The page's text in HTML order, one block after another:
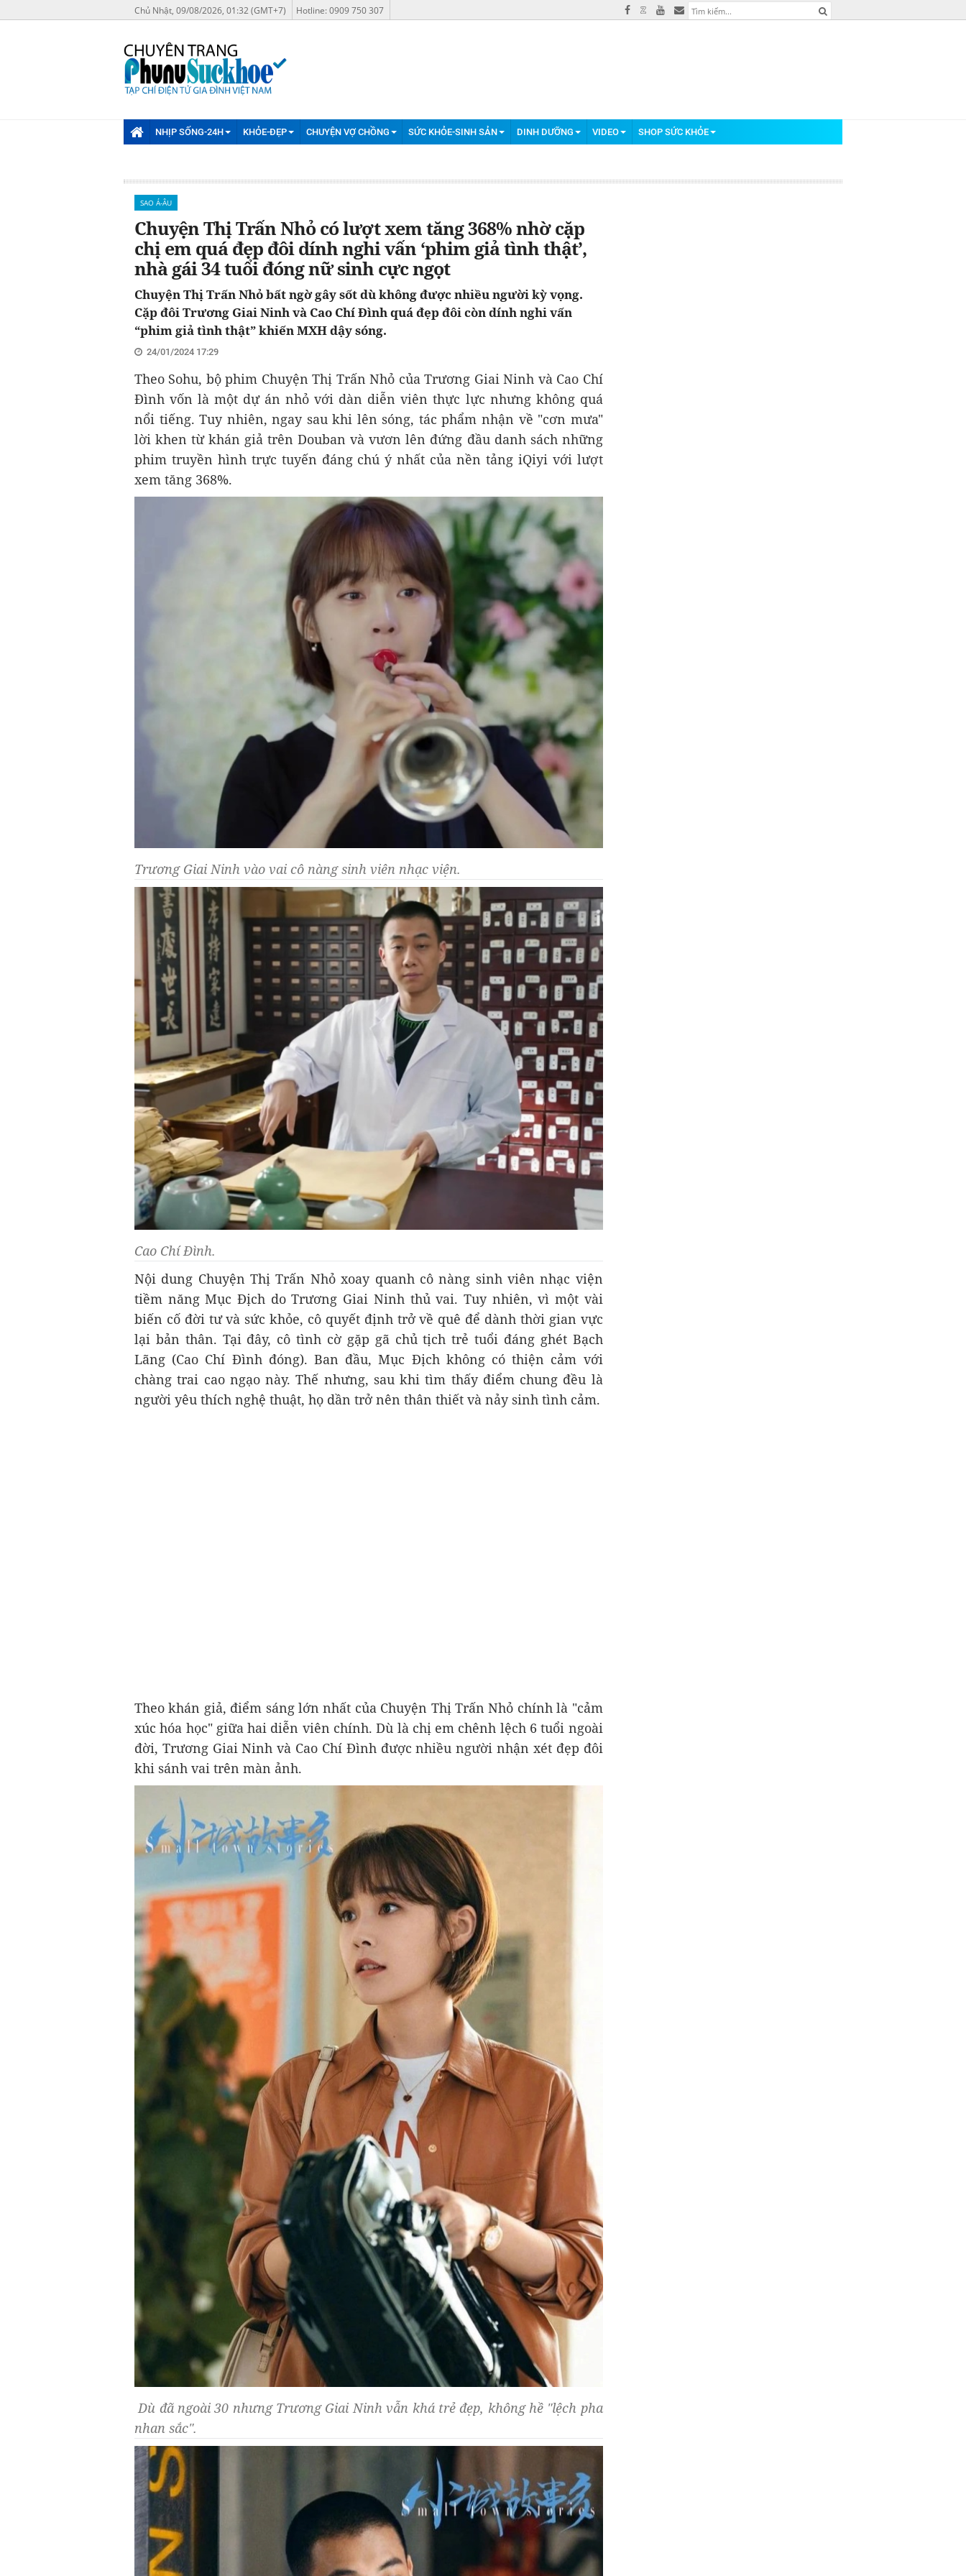
Chủ Nhật, 09/08/2026, 01:32 (GMT+7) Hotline: 0909 750 307
NHỊP SỐNG-24H KHỎE-ĐẸP CHUYỆN VỢ CHỒNG SỨC KHỎE-SINH SẢN DINH DƯỠNG VIDEO SHOP SỨC KHỎE
SAO Á-ÂU
Chuyện Thị Trấn Nhỏ có lượt xem tăng 368% nhờ cặp
chị em quá đẹp đôi dính nghi vấn ‘phim giả tình thật’,
nhà gái 34 tuổi đóng nữ sinh cực ngọt
Chuyện Thị Trấn Nhỏ bất ngờ gây sốt dù không được nhiều người kỳ vọng.
Cặp đôi Trương Giai Ninh và Cao Chí Đình quá đẹp đôi còn dính nghi vấn
“phim giả tình thật” khiến MXH dậy sóng.
24/01/2024 17:29
Theo Sohu, bộ phim Chuyện Thị Trấn Nhỏ của Trương Giai Ninh và Cao Chí
Đình vốn là một dự án nhỏ với dàn diễn viên thực lực nhưng không quá
nổi tiếng. Tuy nhiên, ngay sau khi lên sóng, tác phẩm nhận về "cơn mưa"
lời khen từ khán giả trên Douban và vươn lên đứng đầu danh sách những
phim truyền hình trực tuyến đáng chú ý nhất của nền tảng iQiyi với lượt
xem tăng 368%.
Trương Giai Ninh vào vai cô nàng sinh viên nhạc viện.
Cao Chí Đình.
Nội dung Chuyện Thị Trấn Nhỏ xoay quanh cô nàng sinh viên nhạc viện
tiềm năng Mục Địch do Trương Giai Ninh thủ vai. Tuy nhiên, vì một vài
biến cố đời tư và sức khỏe, cô quyết định trở về quê để dành thời gian vực
lại bản thân. Tại đây, cô tình cờ gặp gã chủ tịch trẻ tuổi đáng ghét Bạch
Lãng (Cao Chí Đình đóng). Ban đầu, Mục Địch không có thiện cảm với
chàng trai cao ngạo này. Thế nhưng, sau khi tìm thấy điểm chung đều là
người yêu thích nghệ thuật, họ dần trở nên thân thiết và nảy sinh tình cảm.
Theo khán giả, điểm sáng lớn nhất của Chuyện Thị Trấn Nhỏ chính là "cảm
xúc hóa học" giữa hai diễn viên chính. Dù là chị em chênh lệch 6 tuổi ngoài
đời, Trương Giai Ninh và Cao Chí Đình được nhiều người nhận xét đẹp đôi
khi sánh vai trên màn ảnh.
Dù đã ngoài 30 nhưng Trương Giai Ninh vẫn khá trẻ đẹp, không hề "lệch pha
nhan sắc".